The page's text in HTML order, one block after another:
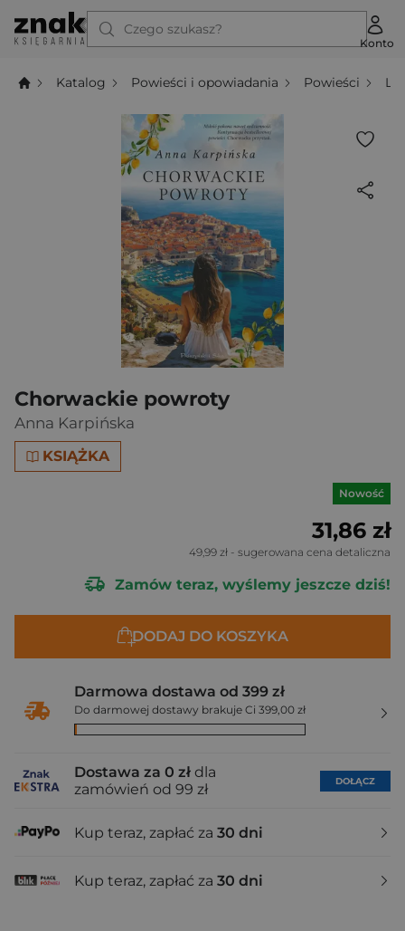
Czego szukasz?
Konto
Katalog Powieści i opowiadania Powieści
Chorwackie powroty
Anna Karpińska
KSIĄŻKA
Nowość
31,86 zł
49,99 zł - sugerowana cena detaliczna
Zamów teraz, wyślemy jeszcze dziś!
DODAJ DO KOSZYKA
Darmowa dostawa od 399 zł
Do darmowej dostawy brakuje Ci 399,00 zł
Dostawa za 0 zł dla
zamówień od 99 zł
DOŁĄCZ
Kup teraz, zapłać za 30 dni
Kup teraz, zapłać za 30 dni